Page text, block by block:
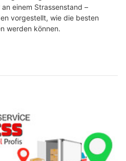
einem Strassenstand –
vorgestellt, wie die besten
werden können.